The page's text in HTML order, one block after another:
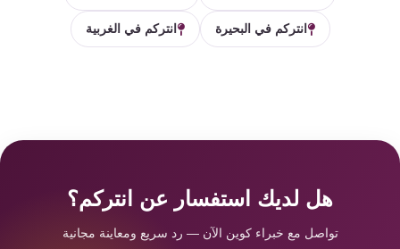
انتركم في البحيرة انتركم في الغربية
هل لديك استفسار عن انتركم؟
تواصل مع خبراء كوين الآن — رد سريع ومعاينة مجانية